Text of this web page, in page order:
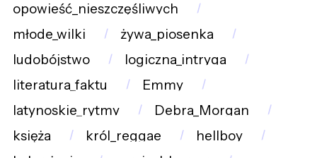
opowieść_nieszczęśliwych
młode_wilki
żywa_piosenka
ludobójstwo
logiczna_intryga
literatura_faktu
Emmy
latynoskie_rytmy
Debra_Morgan
księża
król_reggae
hellboy